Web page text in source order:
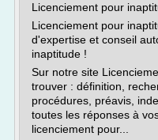
Licenciement pour
Licenciement pour
d'expertise et conseil
inaptitude !
Sur notre site
trouver : définition,
procédures, préavis,
toutes les réponses à
licenciement pour...